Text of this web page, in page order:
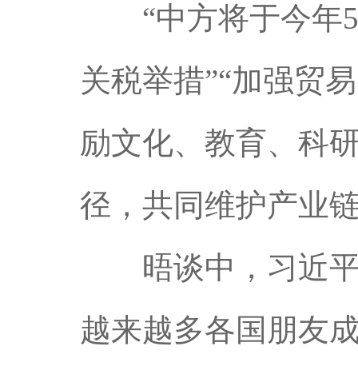
“中方将于今年5
关税举措”“加强贸
励文化、教育、科
径，共同维护产业
晤谈中，习近平
越来越多各国朋友